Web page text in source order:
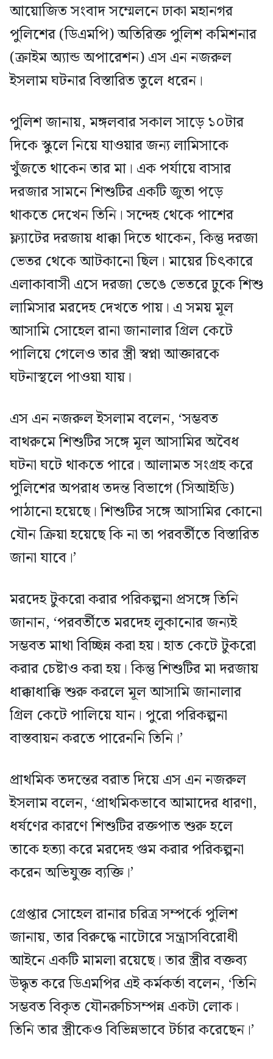
আয়োজিত সংবাদ সম্মেলনে ঢাকা মহানগর
পুলিশের (ডিএমপি) অতিরিক্ত পুলিশ কমিশনার
(ক্রাইম অ্যান্ড অপারেশন) এস এন নজরুল
ইসলাম ঘটনার বিস্তারিত তুলে ধরেন।
পুলিশ জানায়, মঙ্গলবার সকাল সাড়ে ১০টার
দিকে স্কুলে নিয়ে যাওয়ার জন্য লামিসাকে
খুঁজতে থাকেন তার মা। এক পর্যায়ে বাসার
দরজার সামনে শিশুটির একটি জুতা পড়ে
থাকতে দেখেন তিনি। সন্দেহ থেকে পাশের
ফ্ল্যাটের দরজায় ধাক্কা দিতে থাকেন, কিন্তু দরজা
ভেতর থেকে আটকানো ছিল। মায়ের চিৎকারে
এলাকাবাসী এসে দরজা ভেঙে ভেতরে ঢুকে শিশু
লামিসার মরদেহ দেখতে পায়। এ সময় মূল
আসামি সোহেল রানা জানালার গ্রিল কেটে
পালিয়ে গেলেও তার স্ত্রী স্বপ্না আক্তারকে
ঘটনাস্থলে পাওয়া যায়।
এস এন নজরুল ইসলাম বলেন, ‘সম্ভবত
বাথরুমে শিশুটির সঙ্গে মূল আসামির অবৈধ
ঘটনা ঘটে থাকতে পারে। আলামত সংগ্রহ করে
পুলিশের অপরাধ তদন্ত বিভাগে (সিআইডি)
পাঠানো হয়েছে। শিশুটির সঙ্গে আসামির কোনো
যৌন ক্রিয়া হয়েছে কি না তা পরবর্তীতে বিস্তারিত
জানা যাবে।’
মরদেহ টুকরো করার পরিকল্পনা প্রসঙ্গে তিনি
জানান, ‘পরবর্তীতে মরদেহ লুকানোর জন্যই
সম্ভবত মাথা বিচ্ছিন্ন করা হয়। হাত কেটে টুকরো
করার চেষ্টাও করা হয়। কিন্তু শিশুটির মা দরজায়
ধাক্কাধাক্কি শুরু করলে মূল আসামি জানালার
গ্রিল কেটে পালিয়ে যান। পুরো পরিকল্পনা
বাস্তবায়ন করতে পারেননি তিনি।’
প্রাথমিক তদন্তের বরাত দিয়ে এস এন নজরুল
ইসলাম বলেন, ‘প্রাথমিকভাবে আমাদের ধারণা,
ধর্ষণের কারণে শিশুটির রক্তপাত শুরু হলে
তাকে হত্যা করে মরদেহ গুম করার পরিকল্পনা
করেন অভিযুক্ত ব্যক্তি।’
গ্রেপ্তার সোহেল রানার চরিত্র সম্পর্কে পুলিশ
জানায়, তার বিরুদ্ধে নাটোরে সন্ত্রাসবিরোধী
আইনে একটি মামলা রয়েছে। তার স্ত্রীর বক্তব্য
উদ্ধৃত করে ডিএমপির এই কর্মকর্তা বলেন, ‘তিনি
সম্ভবত বিকৃত যৌনরুচিসম্পন্ন একটা লোক।
তিনি তার স্ত্রীকেও বিভিন্নভাবে টর্চার করেছেন।’